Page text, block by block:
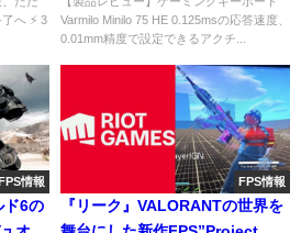
へ ⚡ 3
Varmilo Minilo 75 HE 0.125msの応答速度、
0.01mm精度で設定できるアクチ...
FPS情報
ド6の
FPS情報
『リーク』VALORANTの世界を